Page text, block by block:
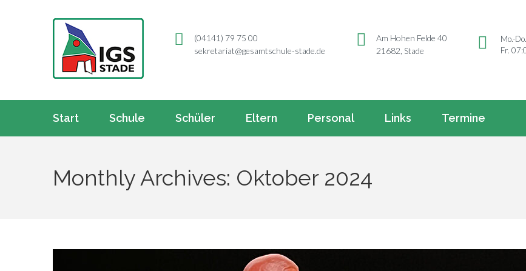
(04141) 79 75 00
sekretariat@gesamtschule-stade.de
Am Hohen Felde 40
21682, Stade
Mo.-
Fr.
Start Schule Schüler Eltern Personal Links Termine
Monthly Archives: Oktober 2024